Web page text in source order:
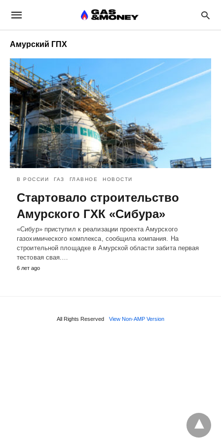
Амурский ГПХ
В РОССИИ ГАЗ ГЛАВНОЕ НОВОСТИ
Стартовало строительство
Амурского ГХК «Сибура»
«Сибур» приступил к реализации проекта Амурского
газохимического комплекса, сообщила компания. На
строительной площадке в Амурской области забита первая
тестовая свая.…
6 лет ago
All Rights Reserved View Non-AMP Version